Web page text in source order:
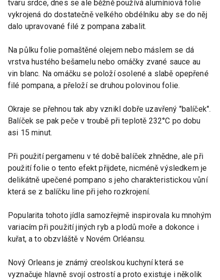
tvaru srdce, dnes se ale běžně používá alumíniová folie
vykrojená do dostatečně velkého obdélníku aby se do něj
dalo upravované filé z pompana zabalit.
Na půlku folie pomaštěné olejem nebo máslem se dá
vrstva hustého bešamelu nebo omáčky zvané sauce au
vin blanc. Na omáčku se položí osolené a slabě opepřené
filé pompana, a přeloží se druhou polovinou folie.
Okraje se přehnou tak aby vznikl dobře uzavřený "balíček".
Balíček se pak peče v troubě při teplotě 232°C po dobu
asi 15 minut.
Při použití pergamenu v té době balíček zhnědne, ale při
použití folie o tento efekt přijdete, nicméně výsledkem je
delikátně upečené pompano s jeho charakteristickou vůní
která se z balíčku line při jeho rozkrojení.
Popularita tohoto jídla samozřejmě inspirovala ku mnohým
variacím při použití jiných ryb a plodů moře a dokonce i
kuřat, a to obzvláště v Novém Orléansu.
Nový Orleans je známý creolskou kuchyní která se
vyznačuje hlavně svojí ostrostí a proto existuje i několik